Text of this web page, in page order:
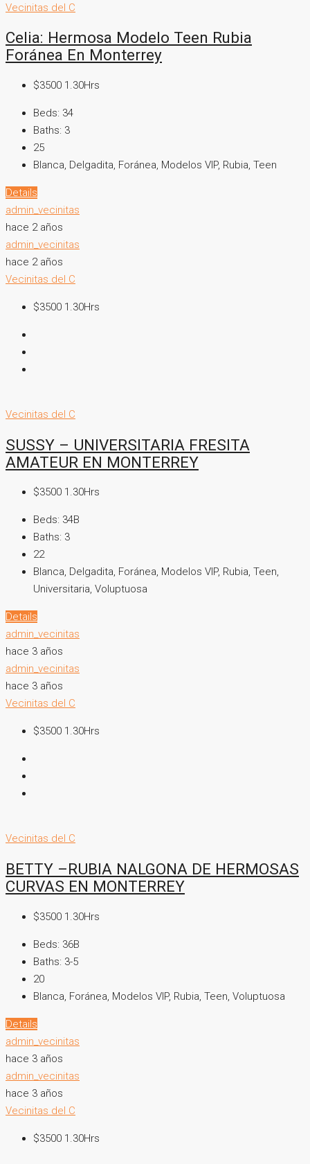
Vecinitas del C
Celia: Hermosa Modelo Teen Rubia
Foránea En Monterrey
$3500 1.30Hrs
Beds: 34
Baths: 3
25
Blanca, Delgadita, Foránea, Modelos VIP, Rubia, Teen
Details
admin_vecinitas
hace 2 años
admin_vecinitas
hace 2 años
Vecinitas del C
$3500 1.30Hrs
Vecinitas del C
SUSSY – UNIVERSITARIA FRESITA
AMATEUR EN MONTERREY
$3500 1.30Hrs
Beds: 34B
Baths: 3
22
Blanca, Delgadita, Foránea, Modelos VIP, Rubia, Teen,
Universitaria, Voluptuosa
Details
admin_vecinitas
hace 3 años
admin_vecinitas
hace 3 años
Vecinitas del C
$3500 1.30Hrs
Vecinitas del C
BETTY –RUBIA NALGONA DE HERMOSAS
CURVAS EN MONTERREY
$3500 1.30Hrs
Beds: 36B
Baths: 3-5
20
Blanca, Foránea, Modelos VIP, Rubia, Teen, Voluptuosa
Details
admin_vecinitas
hace 3 años
admin_vecinitas
hace 3 años
Vecinitas del C
$3500 1.30Hrs